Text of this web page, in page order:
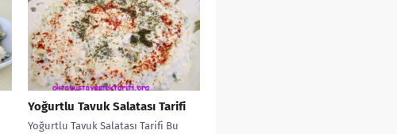
Yoğurtlu Tavuk Salatası Tarifi
Yoğurtlu Tavuk Salatası Tarifi Bu